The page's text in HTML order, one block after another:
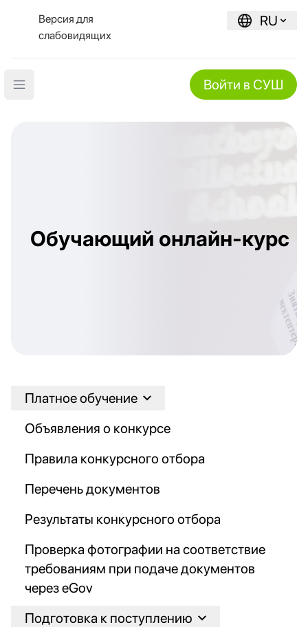
Версия для
слабовидящих
RU
Open main menu Войти в СУШ
Обучающий онлайн-курс
Платное обучение
Объявления о конкурсе
Правила конкурсного отбора
Перечень документов
Результаты конкурсного отбора
Проверка фотографии на соответствие
требованиям при подаче документов
через eGov
Подготовка к поступлению